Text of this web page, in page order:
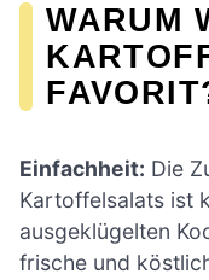
WARUM
Einfachheit: Die
Kartoffelsalats ist
ausgeklügelten
frische und